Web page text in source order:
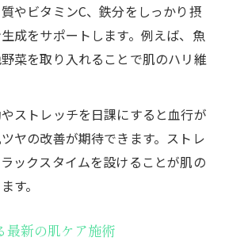
やビタミンC、鉄分をしっかり摂
成をサポートします。例えば、魚
菜を取り入れることで肌のハリ維
ストレッチを日課にすると血行が
ヤの改善が期待できます。ストレ
ックスタイムを設けることが肌の
す。
最新の肌ケア施術